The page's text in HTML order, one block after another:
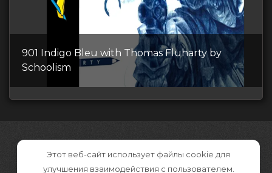
901 Indigo Bleu with Thomas Fluharty by
Schoolism
Этот веб-сайт использует файлы cookie для
улучшения взаимодействия с пользователем.